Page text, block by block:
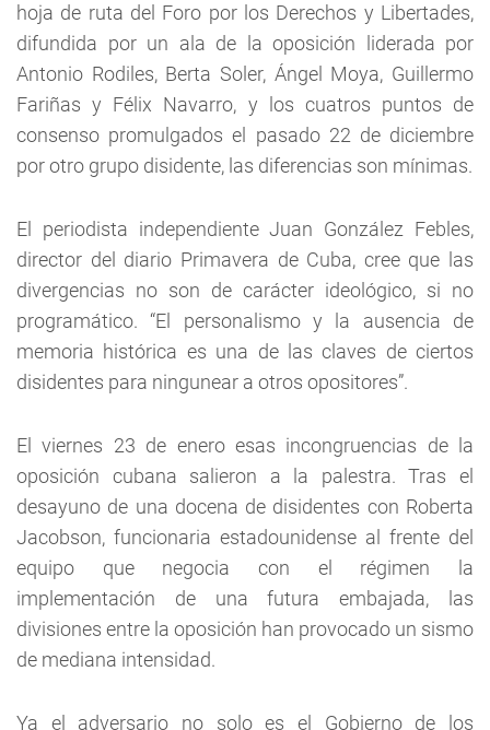
hoja de ruta del Foro por los Derechos y Libertades,
difundida por un ala de la oposición liderada por
Antonio Rodiles, Berta Soler, Ángel Moya, Guillermo
Fariñas y Félix Navarro, y los cuatros puntos de
consenso promulgados el pasado 22 de diciembre
por otro grupo disidente, las diferencias son mínimas.
El periodista independiente Juan González Febles,
director del diario Primavera de Cuba, cree que las
divergencias no son de carácter ideológico, si no
programático. “El personalismo y la ausencia de
memoria histórica es una de las claves de ciertos
disidentes para ningunear a otros opositores”.
El viernes 23 de enero esas incongruencias de la
oposición cubana salieron a la palestra. Tras el
desayuno de una docena de disidentes con Roberta
Jacobson, funcionaria estadounidense al frente del
equipo que negocia con el régimen la
implementación de una futura embajada, las
divisiones entre la oposición han provocado un sismo
de mediana intensidad.
Ya el adversario no solo es el Gobierno de los